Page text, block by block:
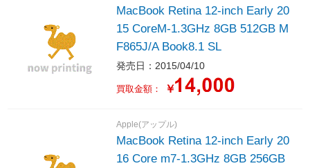
MacBook Retina 12-inch Early 20
15 CoreM-1.3GHz 8GB 512GB M
F865J/A Book8.1 SL
発売日：2015/04/10
買取金額： ￥
Apple(アップル)
MacBook Retina 12-inch Early 20
16 Core m7-1.3GHz 8GB 256GB